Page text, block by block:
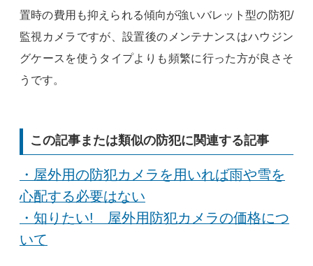
置時の費用も抑えられる傾向が強いバレット型の防犯/
監視カメラですが、設置後のメンテナンスはハウジン
グケースを使うタイプよりも頻繁に行った方が良さそ
うです。
この記事または類似の防犯に関連する記事
・屋外用の防犯カメラを用いれば雨や雪を
心配する必要はない
・知りたい! 屋外用防犯カメラの価格につ
いて